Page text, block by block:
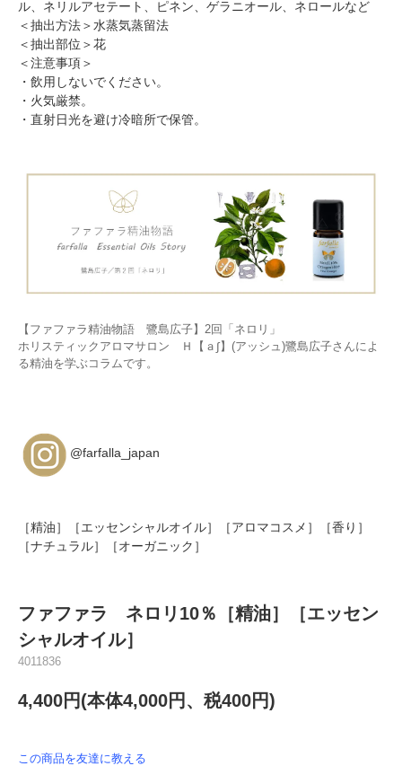
ル、ネリルアセテート、ピネン、ゲラニオール、ネロールなど
＜抽出方法＞水蒸気蒸留法
＜抽出部位＞花
＜注意事項＞
・飲用しないでください。
・火気厳禁。
・直射日光を避け冷暗所で保管。
【ファファラ精油物語 鷺島広子】2回「ネロリ」
ホリスティックアロマサロン Ｈ【ａ∫】(アッシュ)鷺島広子さんによ
る精油を学ぶコラムです。
@farfalla_japan
［精油］［エッセンシャルオイル］［アロマコスメ］［香り］
［ナチュラル］［オーガニック］
ファファラ ネロリ10％［精油］［エッセン
シャルオイル］
4011836
4,400円(本体4,000円、税400円)
この商品を友達に教える